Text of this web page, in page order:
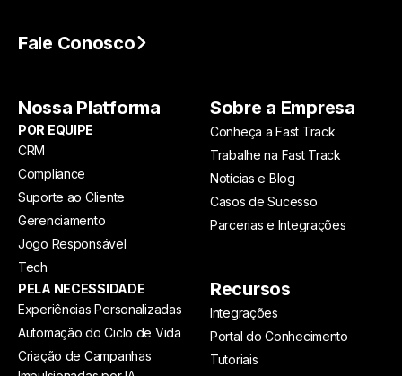
Fale Conosco
Nossa Platforma
POR EQUIPE
CRM
Compliance
Suporte ao Cliente
Gerenciamento
Jogo Responsável
Tech
PELA NECESSIDADE
Experiências Personalizadas
Automação do Ciclo de Vida
Criação de Campanhas
Sobre a Empresa
Conheça a Fast Track
Trabalhe na Fast Track
Notícias e Blog
Casos de Sucesso
Parcerias e Integrações
Recursos
Integrações
Portal do Conhecimento
Tutoriais